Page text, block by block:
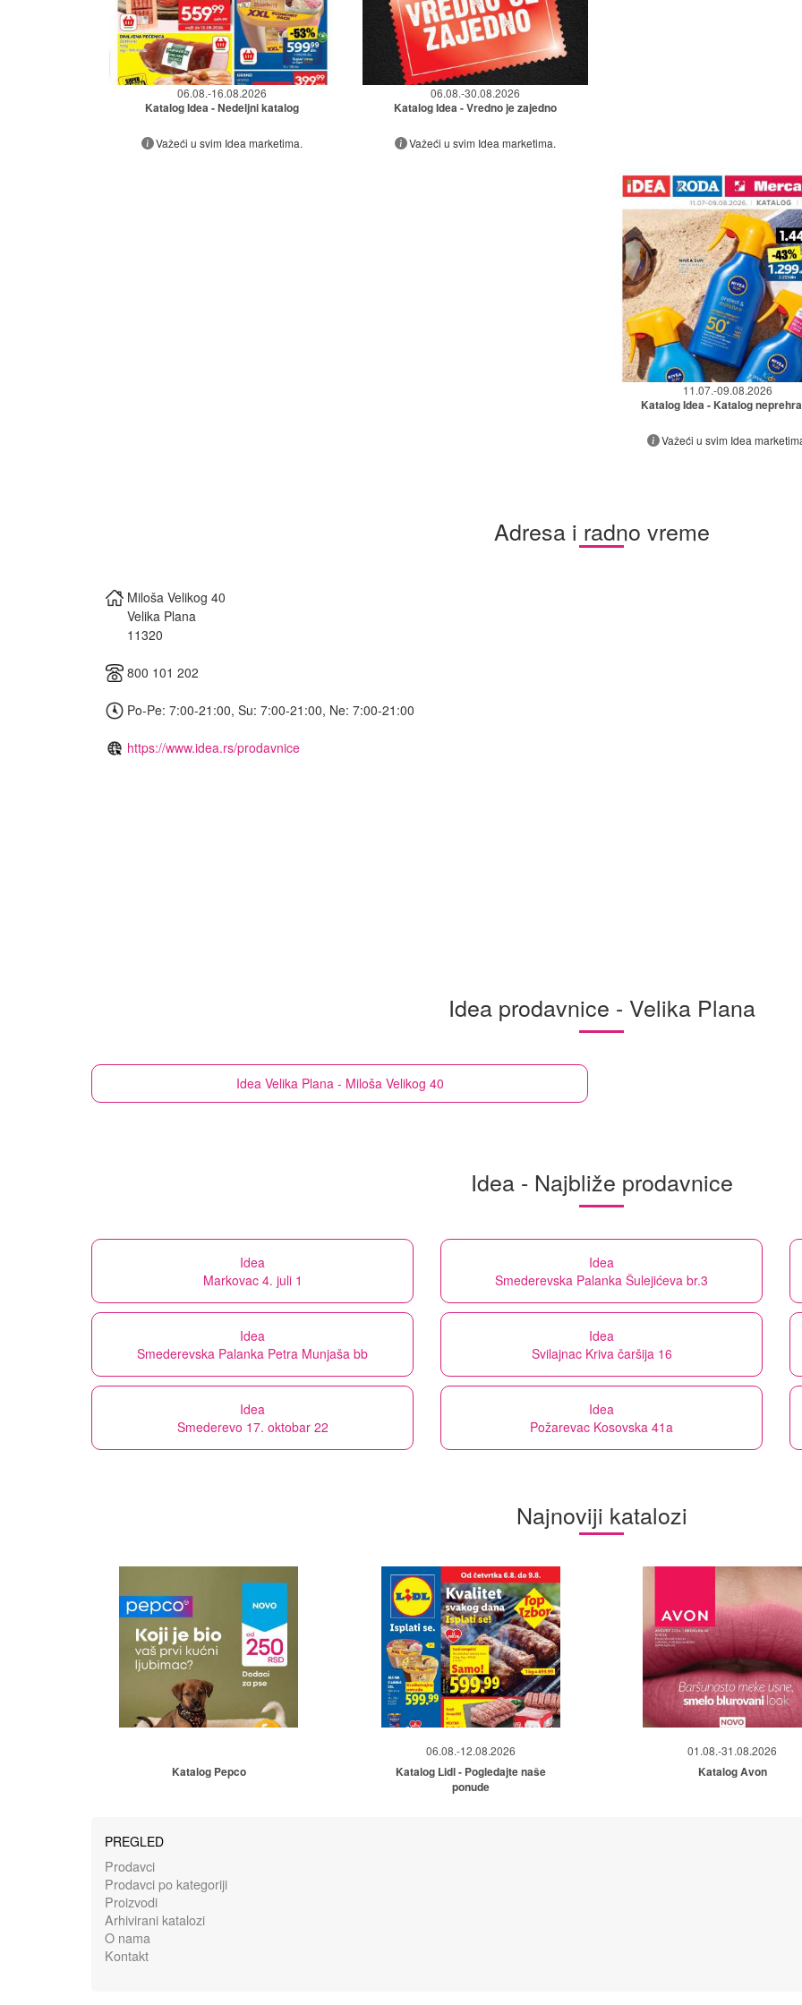
06.08.-16.08.2026
Katalog Idea - Nedeljni katalog
Važeći u svim Idea marketima.
06.08.-30.08.2026
Katalog Idea - Vredno je zajedno
Važeći u svim Idea marketima.
11.07.-09.08.2026
Katalog Idea - Katalog
Važeći u svim Idea
Adresa i radno vreme
Miloša Velikog 40
Velika Plana
11320
800 101 202
Po-Pe: 7:00-21:00, Su: 7:00-21:00, Ne: 7:00-21:00
https://www.idea.rs/prodavnice
Idea prodavnice - Velika Plana
Idea Velika Plana - Miloša Velikog 40
Idea - Najbliže prodavnice
Idea
Markovac 4. juli 1
Idea
Smederevska Palanka Šulejićeva br.3
Idea
Smederevska Palanka Petra Munjaša bb
Idea
Svilajnac Kriva čaršija 16
Idea
Smederevo 17. oktobar 22
Idea
Požarevac Kosovska 41a
Najnoviji katalozi
Katalog Pepco
06.08.-12.08.2026
Katalog Lidl - Pogledajte naše
ponude
01.08.-31.08.2026
Katalog Avon
PREGLED
Prodavci
Prodavci po kategoriji
Proizvodi
Arhivirani katalozi
O nama
Kontakt